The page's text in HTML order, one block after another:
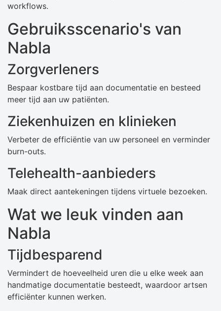
workflows.
Gebruiksscenario's van
Nabla
Zorgverleners
Bespaar kostbare tijd aan documentatie en besteed
meer tijd aan uw patiënten.
Ziekenhuizen en klinieken
Verbeter de efficiëntie van uw personeel en verminder
burn-outs.
Telehealth-aanbieders
Maak direct aantekeningen tijdens virtuele bezoeken.
Wat we leuk vinden aan
Nabla
Tijdbesparend
Vermindert de hoeveelheid uren die u elke week aan
handmatige documentatie besteedt, waardoor artsen
efficiënter kunnen werken.